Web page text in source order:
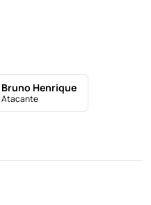
Bruno Henrique
Atacante